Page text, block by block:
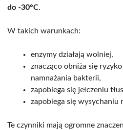
do -30°C.
W takich warunkach:
enzymy działają wolniej,
znacząco obniża się
namnażania bakterii,
zapobiega się jełczeniu
zapobiega się wysychaniu
Te czynniki mają ogromne